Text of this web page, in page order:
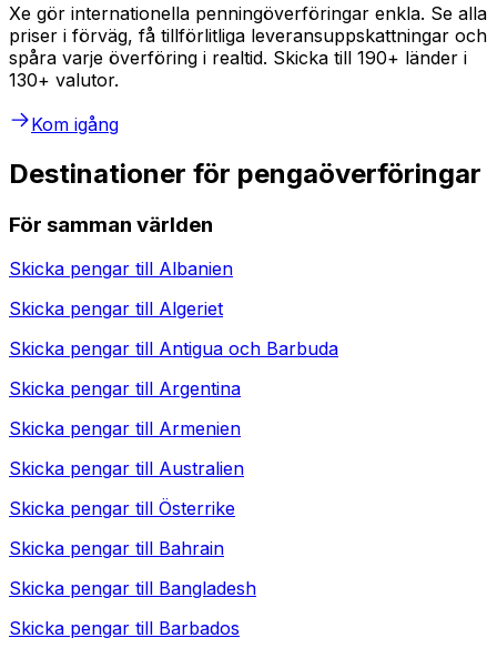
Xe gör internationella penningöverföringar enkla. Se alla
priser i förväg, få tillförlitliga leveransuppskattningar och
spåra varje överföring i realtid. Skicka till 190+ länder i
130+ valutor.
Kom igång
Destinationer för pengaöverföringar
För samman världen
Skicka pengar till Albanien
Skicka pengar till Algeriet
Skicka pengar till Antigua och Barbuda
Skicka pengar till Argentina
Skicka pengar till Armenien
Skicka pengar till Australien
Skicka pengar till Österrike
Skicka pengar till Bahrain
Skicka pengar till Bangladesh
Skicka pengar till Barbados